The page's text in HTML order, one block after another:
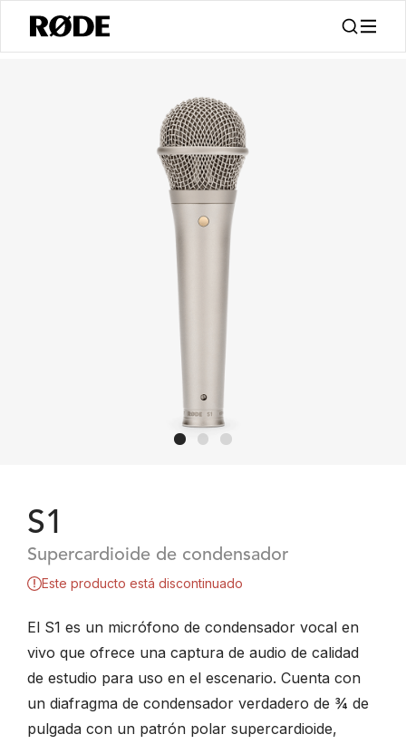
S1
Supercardioide de condensador
Este producto está discontinuado
El S1 es un micrófono de condensador vocal en
vivo que ofrece una captura de audio de calidad
de estudio para uso en el escenario. Cuenta con
un diafragma de condensador verdadero de ¾ de
pulgada con un patrón polar supercardioide,